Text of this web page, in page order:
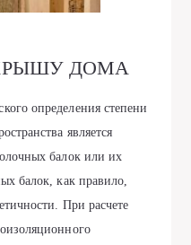
ДОМА
определения степени
является
балок или их
балок, как правило,
При расчете